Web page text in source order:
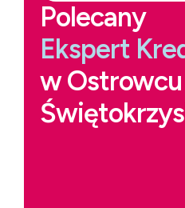
Polecany
Ekspert
w Ostrowcu